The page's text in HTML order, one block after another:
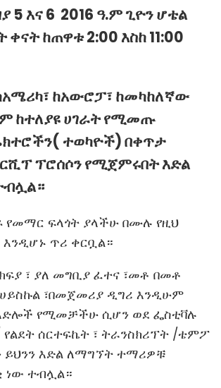
እና 6 2016 ዓ.ም ጊዮን ሆቴል
ከጠዋቱ 2:00 እስከ 11:00
ከአውሮፓ፣ ከመካከለኛው
ከተለያዩ ሀገራት የሚመጡ
ተወካዮች) በቀጥታ
ፕሮሰሶን የሚጀምሩበት እድል
የመማር ፍላጎት ያላችሁ በሙሉ የዚህ
ጥሪ ቀርቧል።
፣ ያለ መግቢያ ፈተና ፣መቶ በመቶ
፣በመጀመሪያ ዲግሪ እንዲሁም
የሚመቻችሁ ሲሆን ወደ ፌስቲቫሉ
ሰርተፍኬት ፣ ትራንስክሪፕት /ቴምፖ
ይህንን እድል ለማግኘት ተማሪዎቹ
ነው ተብሏል።